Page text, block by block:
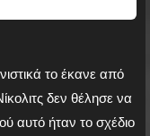
το έκανε από
δεν θέλησε να
αυτό ήταν το σχέδιο